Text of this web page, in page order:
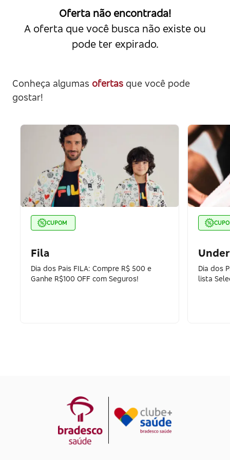
Oferta não encontrada!
A oferta que você busca não existe ou
pode ter expirado.
Conheça algumas ofertas que você pode
gostar!
CUPOM
Fila
Dia dos Pais FILA: Compre R$ 500 e
Ganhe R$100 OFF com Seguros!
Dia dos
lista